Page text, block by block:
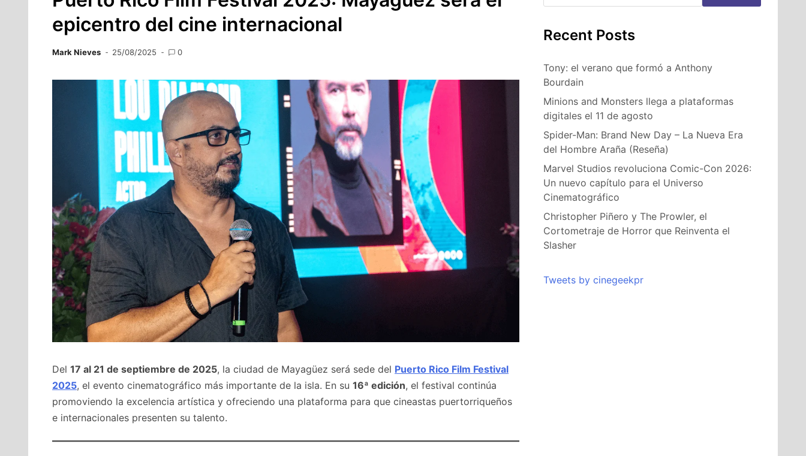
epicentro del cine internacional
Mark Nieves 25/08/2025 0
Del 17 al 21 de septiembre de 2025, la ciudad de Mayagüez será sede del Puerto Rico Film Festival
2025, el evento cinematográfico más importante de la isla. En su 16ª edición, el festival continúa
promoviendo la excelencia artística y ofreciendo una plataforma para que cineastas puertorriqueños
e internacionales presenten su talento.
Recent Posts
Tony: el verano que formó a Anthony
Bourdain
Minions and Monsters llega a plataformas
digitales el 11 de agosto
Spider-Man: Brand New Day – La Nueva Era
del Hombre Araña (Reseña)
Marvel Studios revoluciona Comic-Con 2026:
Un nuevo capítulo para el Universo
Cinematográfico
Christopher Piñero y The Prowler, el
Cortometraje de Horror que Reinventa el
Slasher
Tweets by cinegeekpr